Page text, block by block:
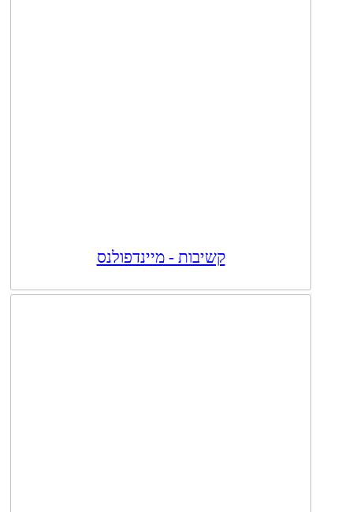
קשיבות - מיינדפולנס